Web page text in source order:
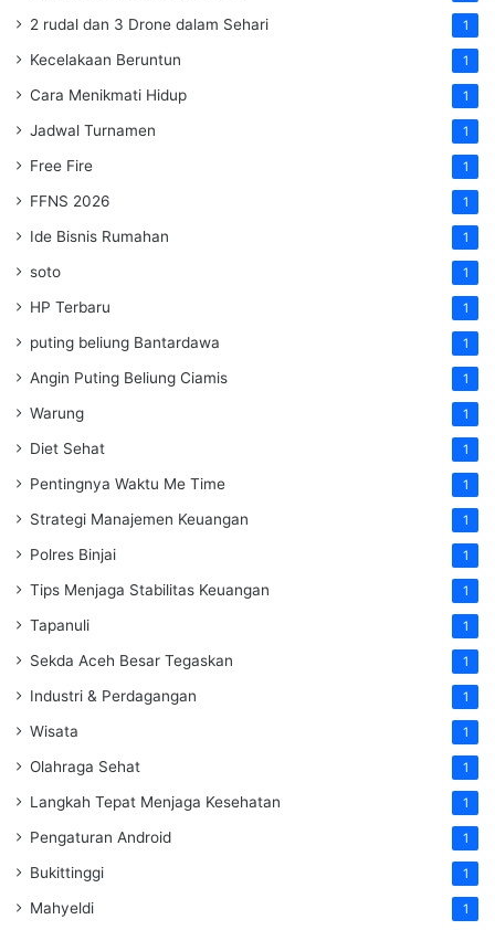
2 rudal dan 3 Drone dalam Sehari 1
Kecelakaan Beruntun 1
Cara Menikmati Hidup 1
Jadwal Turnamen 1
Free Fire 1
FFNS 2026 1
Ide Bisnis Rumahan 1
soto 1
HP Terbaru 1
puting beliung Bantardawa 1
Angin Puting Beliung Ciamis 1
Warung 1
Diet Sehat 1
Pentingnya Waktu Me Time 1
Strategi Manajemen Keuangan 1
Polres Binjai 1
Tips Menjaga Stabilitas Keuangan 1
Tapanuli 1
Sekda Aceh Besar Tegaskan 1
Industri & Perdagangan 1
Wisata 1
Olahraga Sehat 1
Langkah Tepat Menjaga Kesehatan 1
Pengaturan Android 1
Bukittinggi 1
Mahyeldi 1